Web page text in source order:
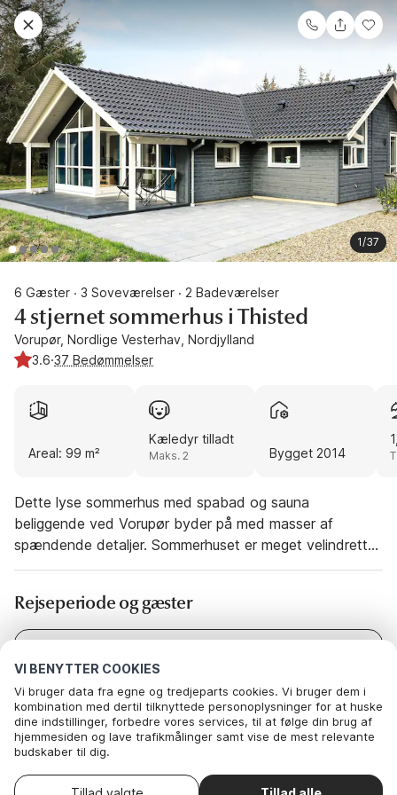
VI BENYTTER COOKIES
Vi bruger data fra egne og tredjeparts cookies. Vi bruger dem i
kombination med dertil tilknyttede personoplysninger for at huske
dine indstillinger, forbedre vores services, til at følge din brug af
hjemmesiden og lave trafikmålinger samt vise de mest relevante
budskaber til dig.
hvilke af vores valgfrie cookies du vil acceptere.
1/37
6 Gæster · 3 Soveværelser · 2 Badeværelser
4 stjernet sommerhus i Thisted
Vorupør, Nordlige Vesterhav, Nordjylland
3.6·37 Bedømmelser
Areal: 99 m²
Kæledyr tilladt
Maks. 2 Bygget 2014
Dette lyse sommerhus med spabad og sauna
beliggende ved Vorupør byder på med masser af
spændende detaljer. Sommerhuset er meget velindrettet
med soverum med dobbeltsenge, moderne møblering,
badeværelse med brus og gulvvarme og spabad og
sauna. Derudover gæstetoilet. Der er vaskemaskine og
samt luft/luft varmepumpe. Det veludstyrede køkken har
bl.a. opvaskemaskine, mikroovn, keramisk komfur og
køle/frys. Der er gode terrasser, hvor I kan nyde solen.
Udlejes ikke til ungdomsgrupper.
Rejseperiode og gæster
Gæster 2 Gæster
Vælg ankomstdato